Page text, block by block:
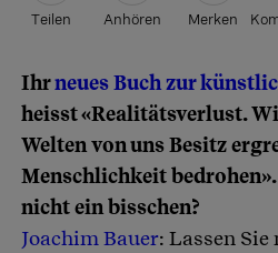
Teilen Anhören Merken
Artikel teilen
Ihrneues Buch zur
heisst «Realitätsverlust.
Welten von uns Besitz
Menschlichkeit
nicht ein bisschen?
Joachim Bauer: Lassen Sie